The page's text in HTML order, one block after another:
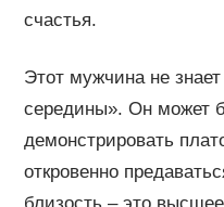
счастья.
Этот мужчина не
середины». Он может
демонстрировать
откровенно